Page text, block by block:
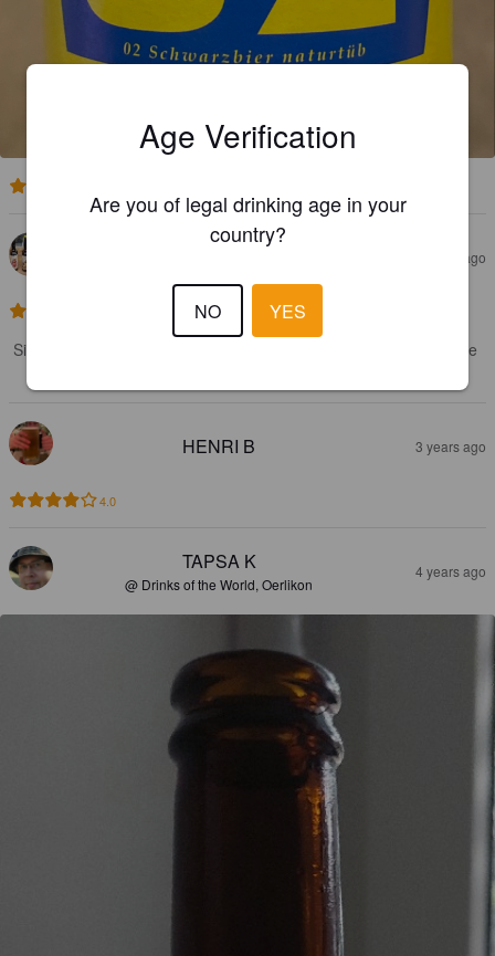
3 years ago
Sie schreiben „Schwarzbier“ für mich aber eher, auch wenn ich die
HENRI B 3 years ago
4.0
TAPSA K
@ Drinks of the World, Oerlikon
4 years ago
Age Verification
Are you of legal drinking age in your
country?
NO YES